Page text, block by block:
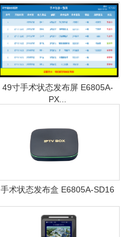
49寸手术状态发布屏 E6805A-
PX...
手术状态发布盒 E6805A-SD16